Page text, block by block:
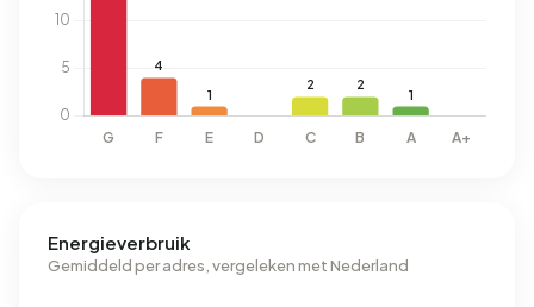
Energieverbruik
Gemiddeld per adres, vergeleken met Nederland